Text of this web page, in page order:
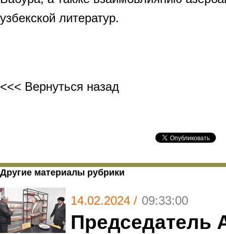
узбекской литератур.
<<< Вернуться назад
Другие материалы рубрики
14.02.2024 / 09:33:00
Председатель